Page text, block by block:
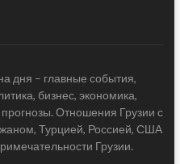
дня – главные события,
бизнес, экономика,
Отношения Грузии с
Турцией, Россией, США
Грузии.